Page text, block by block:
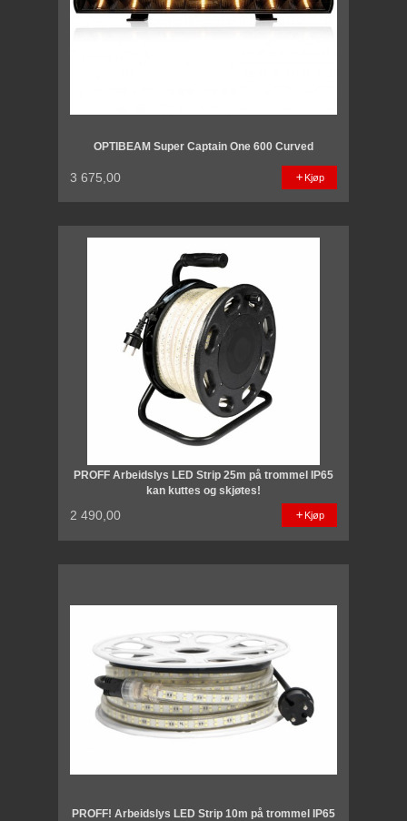
OPTIBEAM Super Captain One 600 Curved
3 675,00 Kjøp
PROFF Arbeidslys LED Strip 25m på trommel IP65
kan kuttes og skjøtes!
2 490,00 Kjøp
PROFF! Arbeidslys LED Strip 10m på trommel IP65